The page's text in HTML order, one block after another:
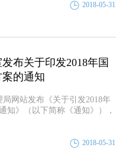
2018-05-31
布关于印发2018年国
的通知
网站发布《关于引发2018年
知》（以下简称《通知》），
2018-05-31